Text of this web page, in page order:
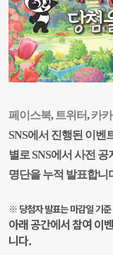
페이스북,트위터,카
SNS에서 진행된 이벤
별로 SNS에서 사전
명단을 누적 발표합니
※ 당첨자 발표는마감일 기준
아래 공간에서 참여 이
니다.